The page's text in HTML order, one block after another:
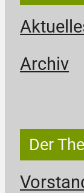
Archiv
Der